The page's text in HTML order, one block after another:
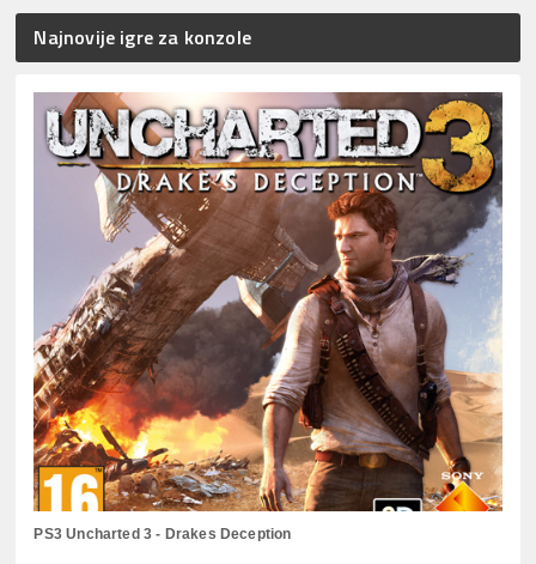
Najnovije igre za konzole
PS3 Uncharted 3 - Drakes Deception